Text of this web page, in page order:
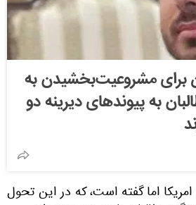
مشروعیت‌بخشیدن به
به پیوندهای دیرینه دو
اما گفته است، که در این تحول